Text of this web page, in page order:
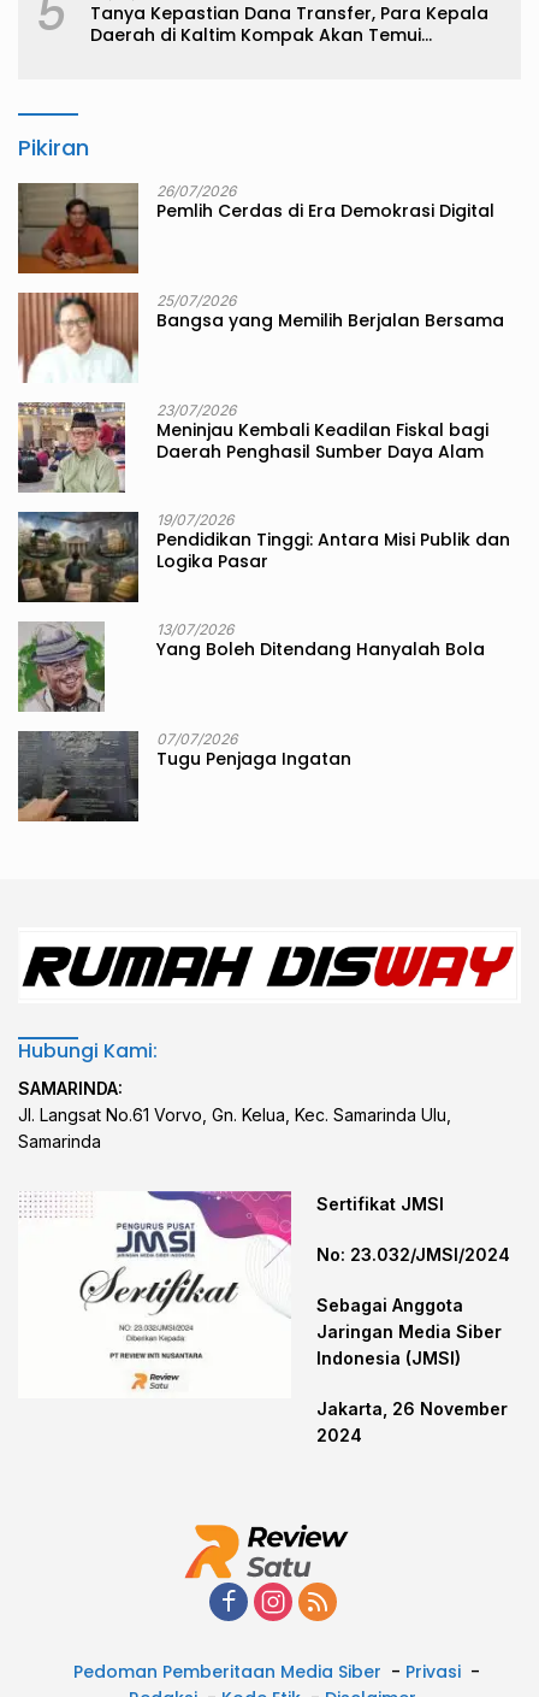
5
Tanya Kepastian Dana Transfer, Para Kepala
Daerah di Kaltim Kompak Akan Temui
Pikiran
26/07/2026
Pemlih Cerdas di Era Demokrasi Digital
25/07/2026
Bangsa yang Memilih Berjalan Bersama
23/07/2026
Meninjau Kembali Keadilan Fiskal bagi
Daerah Penghasil Sumber Daya Alam
19/07/2026
Pendidikan Tinggi: Antara Misi Publik dan
Logika Pasar
13/07/2026
Yang Boleh Ditendang Hanyalah Bola
07/07/2026
Tugu Penjaga Ingatan
Hubungi Kami:
SAMARINDA:
Jl. Langsat No.61 Vorvo, Gn. Kelua, Kec. Samarinda Ulu,
Samarinda
Sertifikat JMSI
No: 23.032/JMSI/2024
Sebagai Anggota
Jaringan Media Siber
Indonesia (JMSI)
Jakarta, 26 November
2024
Pedoman Pemberitaan Media Siber
Privasi